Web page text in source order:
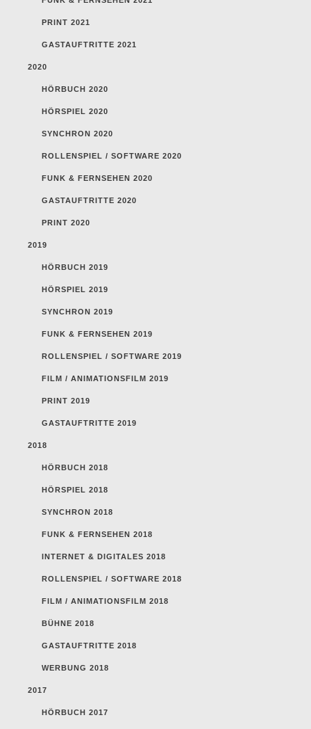
PRINT 2021
GASTAUFTRITTE 2021
2020
HÖRBUCH 2020
HÖRSPIEL 2020
SYNCHRON 2020
ROLLENSPIEL / SOFTWARE 2020
FUNK & FERNSEHEN 2020
GASTAUFTRITTE 2020
PRINT 2020
2019
HÖRBUCH 2019
HÖRSPIEL 2019
SYNCHRON 2019
FUNK & FERNSEHEN 2019
ROLLENSPIEL / SOFTWARE 2019
FILM / ANIMATIONSFILM 2019
PRINT 2019
GASTAUFTRITTE 2019
2018
HÖRBUCH 2018
HÖRSPIEL 2018
SYNCHRON 2018
FUNK & FERNSEHEN 2018
INTERNET & DIGITALES 2018
ROLLENSPIEL / SOFTWARE 2018
FILM / ANIMATIONSFILM 2018
BÜHNE 2018
GASTAUFTRITTE 2018
WERBUNG 2018
2017
HÖRBUCH 2017